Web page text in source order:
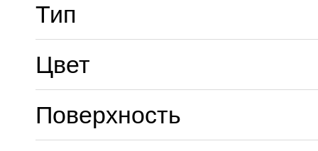
Тип
Цвет
Поверхность